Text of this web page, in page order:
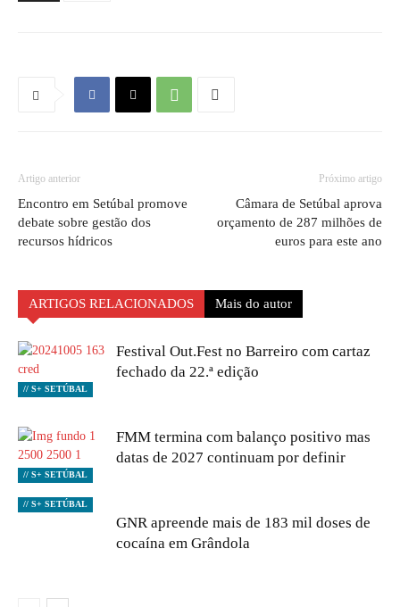
Artigo anterior
Encontro em Setúbal promove
debate sobre gestão dos
recursos hídricos
Próximo artigo
Câmara de Setúbal aprova
orçamento de 287 milhões de
euros para este ano
ARTIGOS RELACIONADOS Mais do autor
// S+ SETÚBAL
Festival Out.Fest no Barreiro com cartaz
fechado da 22.ª edição
// S+ SETÚBAL
FMM termina com balanço positivo mas
datas de 2027 continuam por definir
// S+ SETÚBAL
GNR apreende mais de 183 mil doses de
cocaína em Grândola